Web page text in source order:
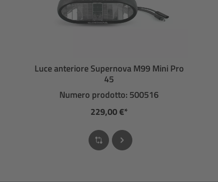
Luce anteriore Supernova M99 Mini Pro
45
Numero prodotto: 500516
229,00 €*